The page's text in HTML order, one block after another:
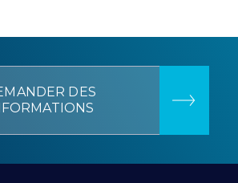
DES